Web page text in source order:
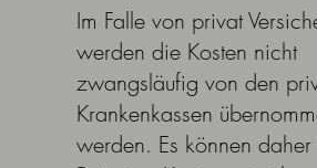
Im Falle von privat
werden die Kosten nicht
zwangsläufig von den
Krankenkassen
werden. Es können